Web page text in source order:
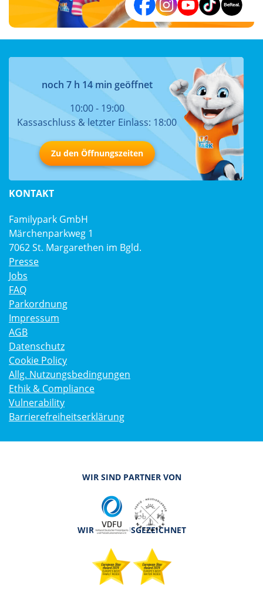
noch 7 h 14 min geöffnet
10:00 - 19:00
Kassaschluss & letzter Einlass: 18:00
Zu den Öffnungszeiten
KONTAKT
Familypark GmbH
Märchenparkweg 1
7062 St. Margarethen im Bgld.
Presse
Jobs
FAQ
Parkordnung
Impressum
AGB
Datenschutz
Cookie Policy
Allg. Nutzungsbedingungen
Ethik & Compliance
Vulnerability
Barrierefreiheitserklärung
WIR SIND PARTNER VON
WIR SIND AUSGEZEICHNET